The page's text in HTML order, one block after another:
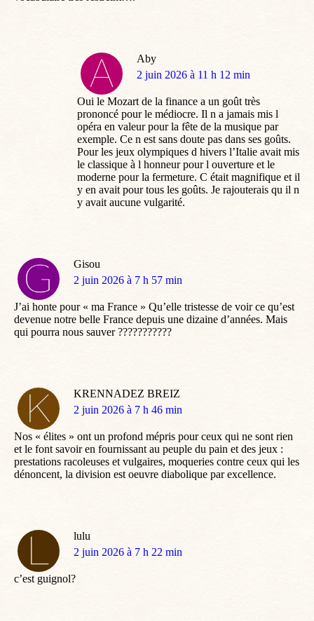
Aby
dit
2 juin 2026 à 11 h 12 min
Oui le Mozart de la finance a un goût très
prononcé pour le médiocre. Il n a jamais mis l
opéra en valeur pour la fête de la musique par
exemple. Ce n est sans doute pas dans ses goûts.
Pour les jeux olympiques d hivers l’Italie avait mis
le classique à l honneur pour l ouverture et le
moderne pour la fermeture. C était magnifique et il
y en avait pour tous les goûts. Je rajouterais qu il n
y avait aucune vulgarité.
Gisou
dit
2 juin 2026 à 7 h 57 min
J’ai honte pour « ma France » Qu’elle tristesse de voir ce qu’est
devenue notre belle France depuis une dizaine d’années. Mais
qui pourra nous sauver ???????????
KRENNADEZ BREIZ
dit
2 juin 2026 à 7 h 46 min
Nos « élites » ont un profond mépris pour ceux qui ne sont rien
et le font savoir en fournissant au peuple du pain et des jeux :
prestations racoleuses et vulgaires, moqueries contre ceux qui les
dénoncent, la division est oeuvre diabolique par excellence.
lulu
dit
2 juin 2026 à 7 h 22 min
c’est guignol?